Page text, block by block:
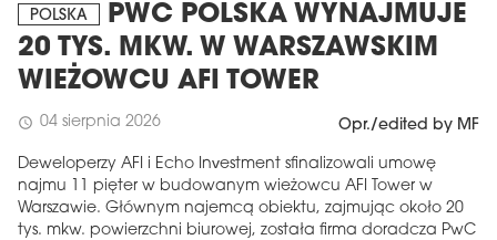
POLSKA
PWC POLSKA WYNAJMUJE
20 TYS. MKW. W WARSZAWSKIM
WIEŻOWCU AFI TOWER
schedule 04 sierpnia 2026 Opr./edited by MF
Deweloperzy AFI i Echo Investment sfinalizowali umowę
najmu 11 pięter w budowanym wieżowcu AFI Tower w
Warszawie. Głównym najemcą obiektu, zajmując około 20
tys. mkw. powierzchni biurowej, została firma doradcza PwC